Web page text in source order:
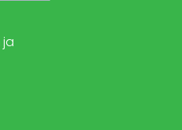
ja